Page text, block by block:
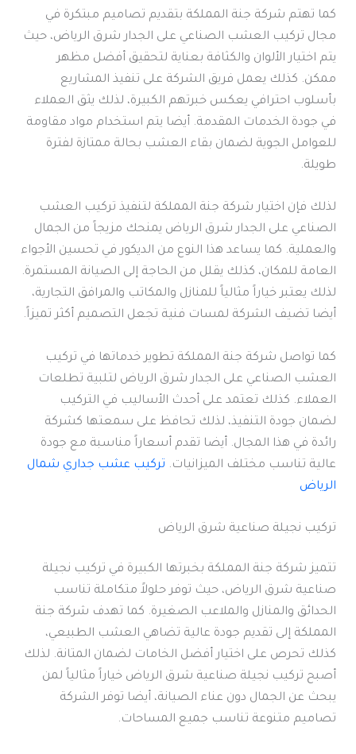
كما تهتم شركة جنة المملكة بتقديم تصاميم مبتكرة في
مجال تركيب العشب الصناعي على الجدار شرق الرياض، حيث
يتم اختيار الألوان والكثافة بعناية لتحقيق أفضل مظهر
ممكن. كذلك يعمل فريق الشركة على تنفيذ المشاريع
بأسلوب احترافي يعكس خبرتهم الكبيرة، لذلك يثق العملاء
في جودة الخدمات المقدمة. أيضا يتم استخدام مواد مقاومة
للعوامل الجوية لضمان بقاء العشب بحالة ممتازة لفترة
طويلة.
لذلك فإن اختيار شركة جنة المملكة لتنفيذ تركيب العشب
الصناعي على الجدار شرق الرياض يمنحك مزيجاً من الجمال
والعملية. كما يساعد هذا النوع من الديكور في تحسين الأجواء
العامة للمكان، كذلك يقلل من الحاجة إلى الصيانة المستمرة.
لذلك يعتبر خياراً مثالياً للمنازل والمكاتب والمرافق التجارية،
أيضا تضيف الشركة لمسات فنية تجعل التصميم أكثر تميزاً.
كما تواصل شركة جنة المملكة تطوير خدماتها في تركيب
العشب الصناعي على الجدار شرق الرياض لتلبية تطلعات
العملاء. كذلك تعتمد على أحدث الأساليب في التركيب
لضمان جودة التنفيذ، لذلك تحافظ على سمعتها كشركة
رائدة في هذا المجال. أيضا تقدم أسعاراً مناسبة مع جودة
عالية تناسب مختلف الميزانيات. تركيب عشب جداري شمال
الرياض
تركيب نجيلة صناعية شرق الرياض
تتميز شركة جنة المملكة بخبرتها الكبيرة في تركيب نجيلة
صناعية شرق الرياض، حيث توفر حلولاً متكاملة تناسب
الحدائق والمنازل والملاعب الصغيرة. كما تهدف شركة جنة
المملكة إلى تقديم جودة عالية تضاهي العشب الطبيعي،
كذلك تحرص على اختيار أفضل الخامات لضمان المتانة. لذلك
أصبح تركيب نجيلة صناعية شرق الرياض خياراً مثالياً لمن
يبحث عن الجمال دون عناء الصيانة، أيضا توفر الشركة
تصاميم متنوعة تناسب جميع المساحات.